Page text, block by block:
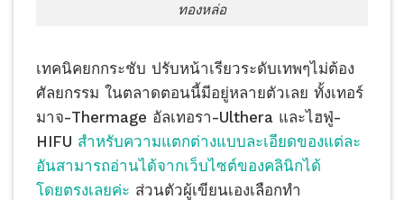
ทองหล่อ
เทคนิคยกกระชับ ปรับหน้าเรียวระดับเทพๆไม่ต้อง
ศัลยกรรม ในตลาดตอนนี้มีอยู่หลายตัวเลย ทั้งเทอร์
มาจ-Thermage อัลเทอรา-Ulthera และไฮฟู่-
HIFU สำหรับความแตกต่างแบบละเอียดของแต่ละ
อันสามารถอ่านได้จากเว็บไซต์ของคลินิกได้
โดยตรงเลยค่ะ ส่วนตัวผู้เขียนเองเลือกทำ